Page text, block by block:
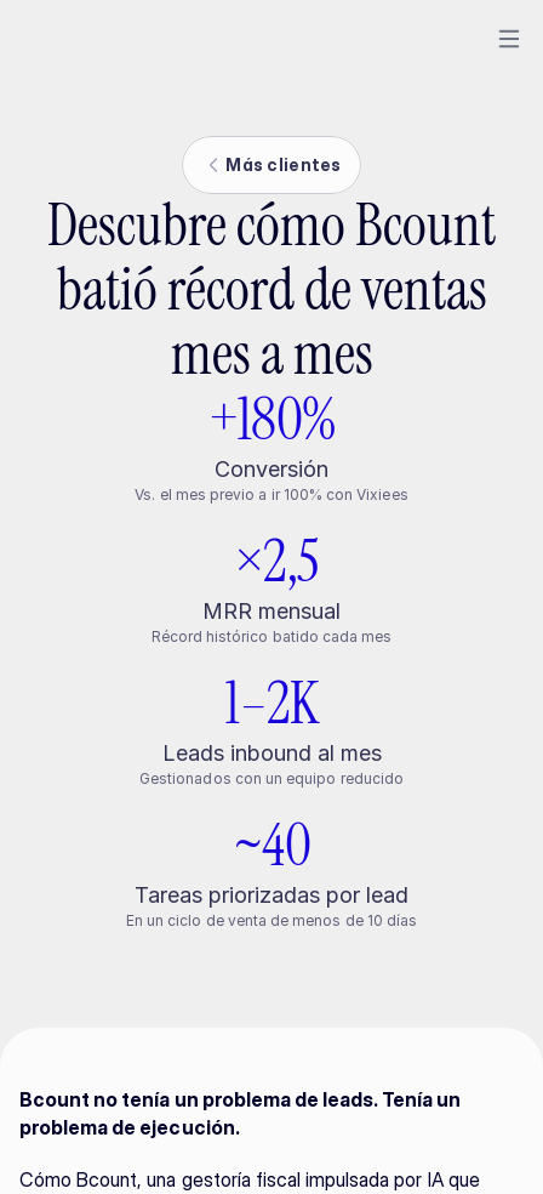
Más clientes
Descubre cómo Bcount
batió récord de ventas
mes a mes
+180%
Conversión
Vs. el mes previo a ir 100% con Vixiees
×2,5
MRR mensual
Récord histórico batido cada mes
1–2K
Leads inbound al mes
Gestionados con un equipo reducido
~40
Tareas priorizadas por lead
En un ciclo de venta de menos de 10 días
Bcount no tenía un problema de leads. Tenía un
problema de ejecución.
Cómo Bcount, una gestoría fiscal impulsada por IA que